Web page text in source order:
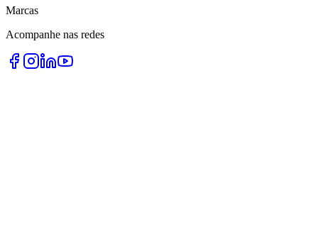
Marcas
Acompanhe nas redes